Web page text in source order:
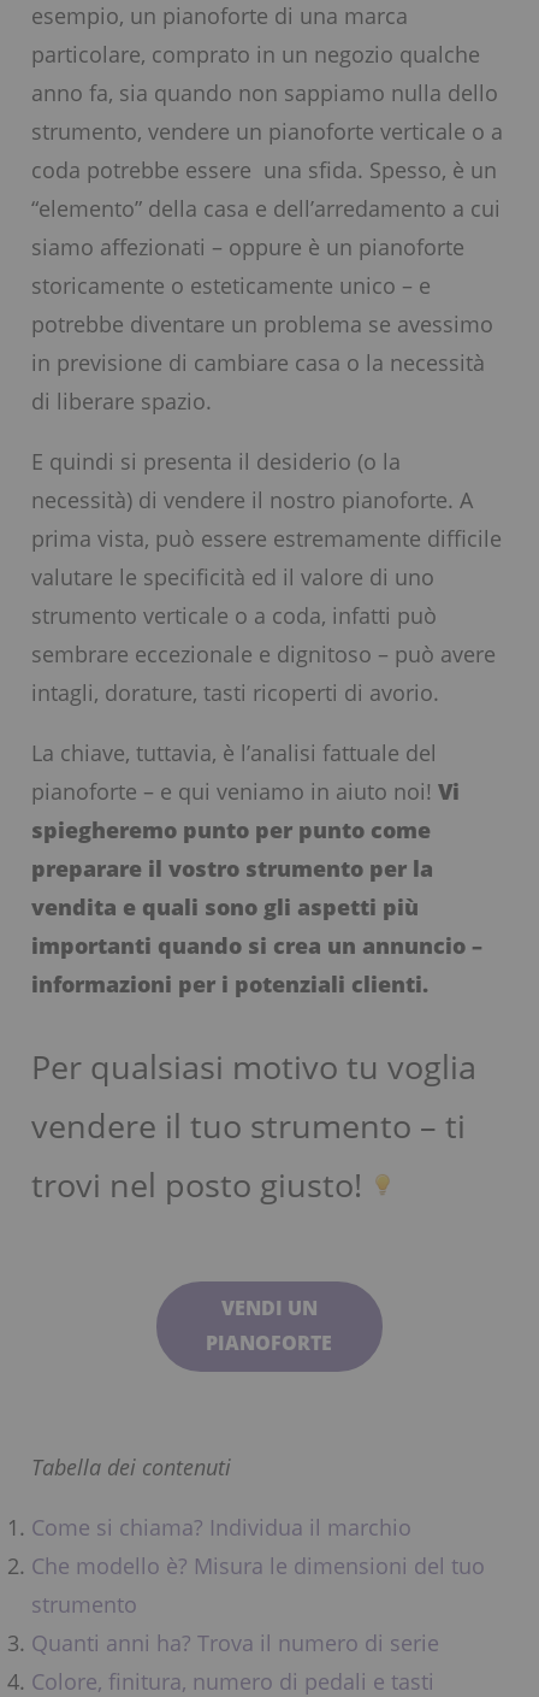
esempio, un pianoforte di una marca
particolare, comprato in un negozio qualche
anno fa, sia quando non sappiamo nulla dello
strumento, vendere un pianoforte verticale o a
coda potrebbe essere una sfida. Spesso, è un
“elemento” della casa e dell’arredamento a cui
siamo affezionati – oppure è un pianoforte
storicamente o esteticamente unico – e
potrebbe diventare un problema se avessimo
in previsione di cambiare casa o la necessità
di liberare spazio.
E quindi si presenta il desiderio (o la
necessità) di vendere il nostro pianoforte. A
prima vista, può essere estremamente difficile
valutare le specificità ed il valore di uno
strumento verticale o a coda, infatti può
sembrare eccezionale e dignitoso – può avere
intagli, dorature, tasti ricoperti di avorio.
La chiave, tuttavia, è l’analisi fattuale del
pianoforte – e qui veniamo in aiuto noi!Vi
spiegheremo punto per punto come
preparare il vostro strumento per la
vendita e quali sono gli aspetti più
importanti quando si crea un annuncio –
informazioni per i potenziali clienti.
Per qualsiasi motivo tu voglia
vendere il tuo strumento – ti
trovi nel posto giusto!
VENDI UN
PIANOFORTE
Tabella dei contenuti
Come si chiama? Individua il marchio
Che modello è? Misura le dimensioni del tuo
strumento
Quanti anni ha? Trova il numero di serie
Colore, finitura, numero di pedali e tasti